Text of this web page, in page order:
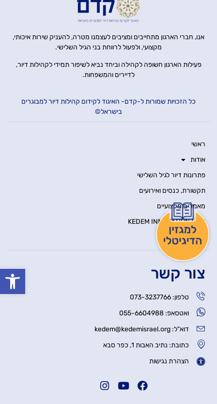
פתח
אנו, חברי הארגון מתחייבים ומציבים לעצמנו מטרה, להעניק שירות איכותי,
מקצועי, ולפעול לרווחת בני הגיל השלישי.
פעילות הארגון חשופה לקהילה וביחד נביא לשיפור תמידי לקהילות דיור,
לדיירים והמשפחות.
כל הזכויות שמורות ל-קדם- האיגוד לקידום קהילות דיור למבוגרים
בישראל©
ראשי
אודות
פתרונות דיור לגיל השלישי
תקשורת, כנסים ואירועים
מאמרים מקצועיים
KEDEM INNOVATION HUB
יצירת קשר
צור קשר
טלפון: 073-3237766
ואטסאפ: 055-6604988
דוא"ל: kedem@kedemisrael.org
כתובת: נתיב האבות 1, כפר סבא
הצהרת נגישות